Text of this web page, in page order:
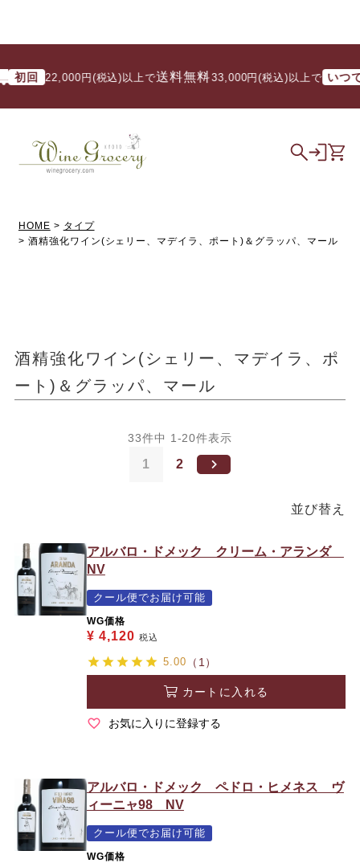
22,000円(税込)以上で送料無料/ 33,000円(税込)以上で いつでも 送
HOME
タイプ
酒精強化ワイン(シェリー、マデイラ、ポート)＆グラッパ、マール
酒精強化ワイン(シェリー、マデイラ、ポ
ート)＆グラッパ、マール
並び替え
33件中 1 -20件表示
1 2
アルバロ・ドメック クリーム・アランダ
NV
クール便でお届け可能
WG価格
¥ 4,120 税込
5.00 （1）
カートに入れる
お気に入りに登録する
アルバロ・ドメック ペドロ・ヒメネス ヴ
ィーニャ98 NV
クール便でお届け可能
WG価格